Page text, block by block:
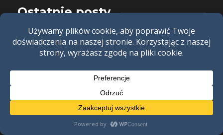
Ostatnie posty
Grobów się u nas nie rusza
1 miesiąc temu
Z miłości do drewna
1 miesiąc temu 4 min